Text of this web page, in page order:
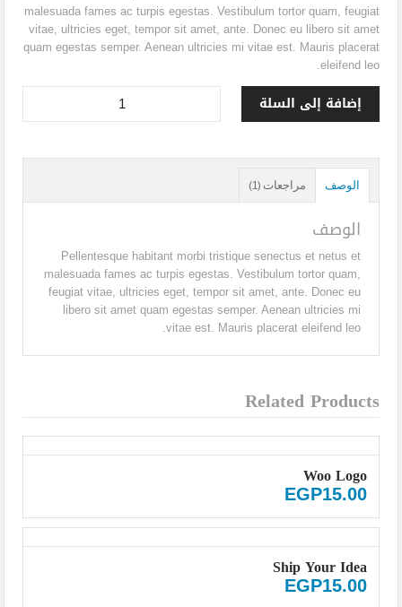
malesuada fames ac turpis egestas. Vestibulum tortor quam, feugiat
vitae, ultricies eget, tempor sit amet, ante. Donec eu libero sit amet
quam egestas semper. Aenean ultricies mi vitae est. Mauris placerat
eleifend leo.
إضافة إلى السلة
الوصف مراجعات (1)
الوصف
Pellentesque habitant morbi tristique senectus et netus et
malesuada fames ac turpis egestas. Vestibulum tortor quam,
feugiat vitae, ultricies eget, tempor sit amet, ante. Donec eu
libero sit amet quam egestas semper. Aenean ultricies mi
vitae est. Mauris placerat eleifend leo.
Related Products
Woo Logo
EGP15.00
Ship Your Idea
EGP15.00